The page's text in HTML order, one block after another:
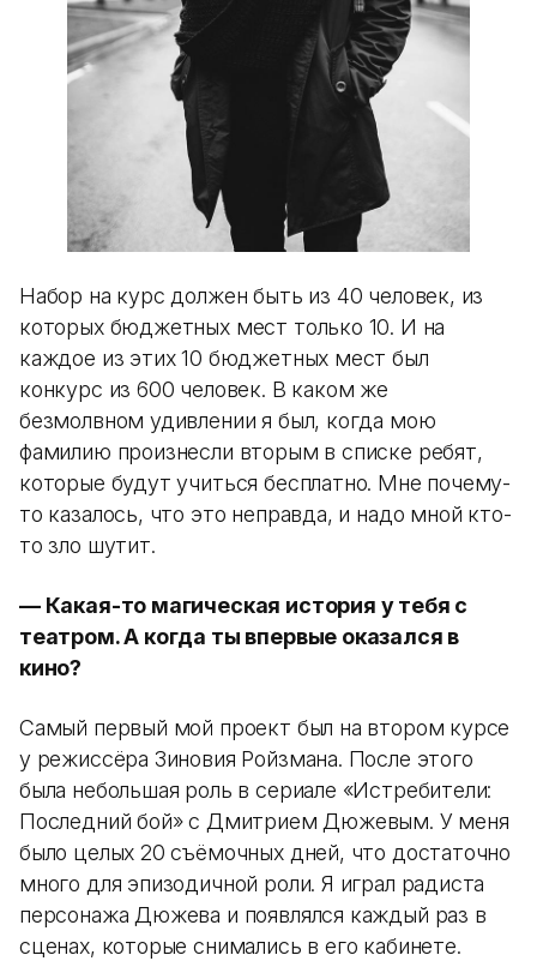
Набор на курс должен быть из 40 человек, из
которых бюджетных мест только 10. И на
каждое из этих 10 бюджетных мест был
конкурс из 600 человек. В каком же
безмолвном удивлении я был, когда мою
фамилию произнесли вторым в списке ребят,
которые будут учиться бесплатно. Мне почему-
то казалось, что это неправда, и надо мной кто-
то зло шутит.
— Какая-то магическая история у тебя с
театром. А когда ты впервые оказался в
кино?
Самый первый мой проект был на втором курсе
у режиссёра Зиновия Ройзмана. После этого
была небольшая роль в сериале «Истребители:
Последний бой» с Дмитрием Дюжевым. У меня
было целых 20 съёмочных дней, что достаточно
много для эпизодичной роли. Я играл радиста
персонажа Дюжева и появлялся каждый раз в
сценах, которые снимались в его кабинете.